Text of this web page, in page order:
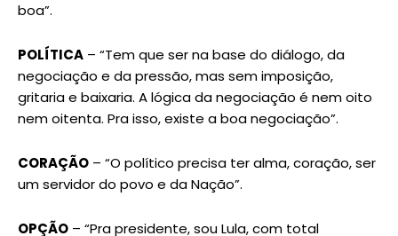
boa”.
POLÍTICA – “Tem que ser na base do diálogo, da
negociação e da pressão, mas sem imposição,
gritaria e baixaria. A lógica da negociação é nem oito
nem oitenta. Pra isso, existe a boa negociação”.
CORAÇÃO – “O político precisa ter alma, coração, ser
um servidor do povo e da Nação”.
OPÇÃO – “Pra presidente, sou Lula, com total